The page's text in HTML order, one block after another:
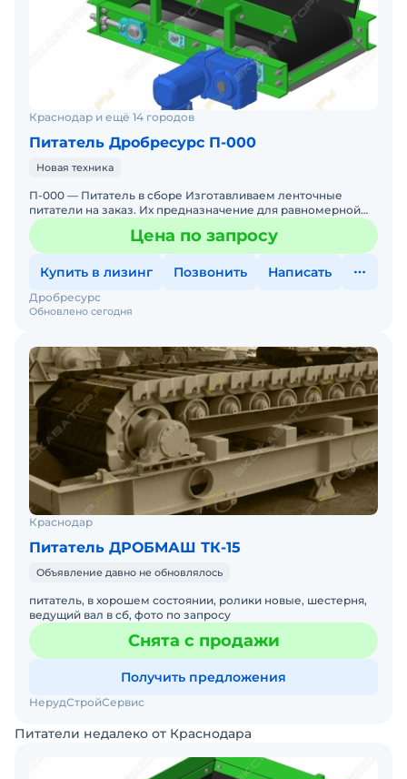
Краснодар и ещё 14 городов
Питатель Дробресурс П-000
Новая техника
П-000 — Питатель в сборе Изготавливаем ленточные
питатели на заказ. Их предназначение для равномерной
регулируемой подачи сыпучих материалов из накопител
Цена по запросу
Купить в лизинг Позвонить Написать
Обновлено сегодня
Дробресурс
Краснодар
Питатель ДРОБМАШ ТК-15
Объявление давно не обновлялось
питатель, в хорошем состоянии, ролики новые, шестерня,
ведущий вал в сб, фото по запросу
Снята с продажи
Получить предложения
НерудСтройСервис
Питатели недалеко от Краснодара